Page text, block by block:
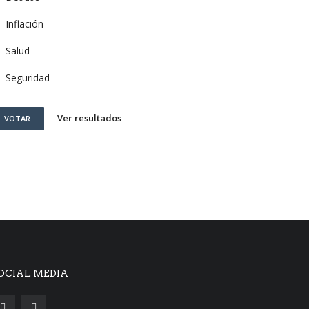
Inflación
Salud
Seguridad
VOTAR Ver resultados
MEDIA